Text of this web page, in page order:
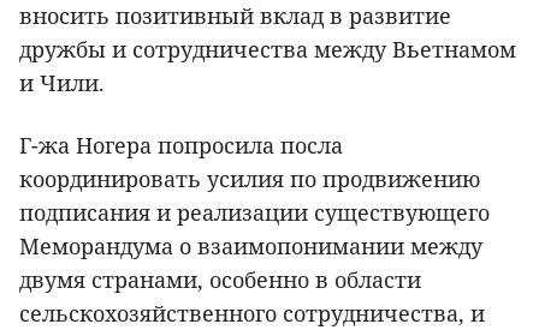
вносить позитивный вклад в развитие
дружбы и сотрудничества между Вьетнамом
и Чили.
Г-жа Ногера попросила посла
координировать усилия по продвижению
подписания и реализации существующего
Меморандума о взаимопонимании между
двумя странами, особенно в области
сельскохозяйственного сотрудничества, и